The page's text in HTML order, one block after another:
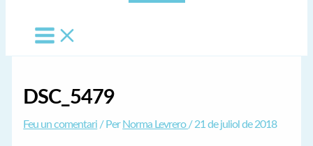
DSC_5479
Feu un comentari / Per Norma Levrero/21 de juliol de 2018